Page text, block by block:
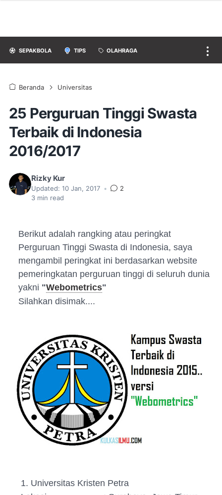
SEPAKBOLA TIPS OLAHRAGA
Beranda Universitas
25 Perguruan Tinggi Swasta
Terbaik di Indonesia
2016/2017
Rizky Kur
Updated: 10 Jan, 2017 •
2
3 min read
Berikut adalah rangking atau peringkat
Perguruan Tinggi Swasta di Indonesia, saya
mengambil peringkat ini berdasarkan website
pemeringkatan perguruan tinggi di seluruh dunia
yakni "Webometrics"
Silahkan disimak....
1. Universitas Kristen Petra